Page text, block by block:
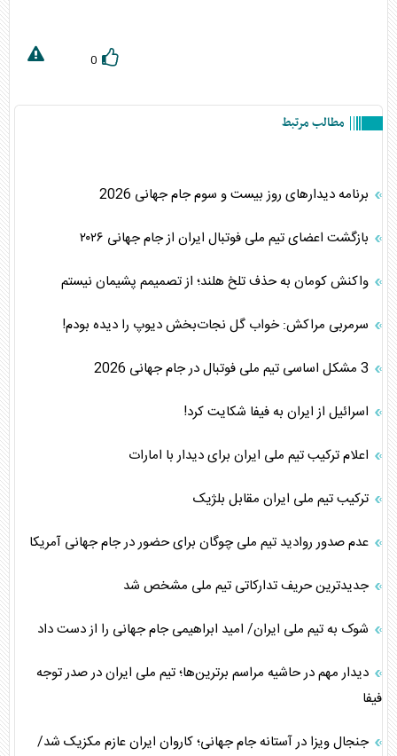
0
مطالب مرتبط
برنامه دیدارهای روز بیست و سوم جام جهانی 2026
بازگشت اعضای تیم ملی فوتبال ایران از جام جهانی ۲۰۲۶
واکنش کومان به حذف تلخ هلند؛ از تصمیمم پشیمان نیستم
سرمربی مراکش: خواب گل نجات‌بخش دیوپ را دیده بودم!
اسرائیل از ایران به فیفا شکایت کرد!
اعلام ترکیب تیم ملی ایران برای دیدار با امارات
ترکیب تیم ملی ایران مقابل بلژیک
عدم صدور روادید تیم ملی چوگان برای حضور در جام جهانی آمریکا
جدیدترین حریف تدارکاتی تیم ملی مشخص شد
شوک به تیم ملی ایران/ امید ابراهیمی جام جهانی را از دست داد
دیدار مهم در حاشیه مراسم برترین‌ها؛ تیم ملی ایران در صدر توجه
فیفا
جنجال ویزا در آستانه جام جهانی؛ کاروان ایران عازم مکزیک شد/